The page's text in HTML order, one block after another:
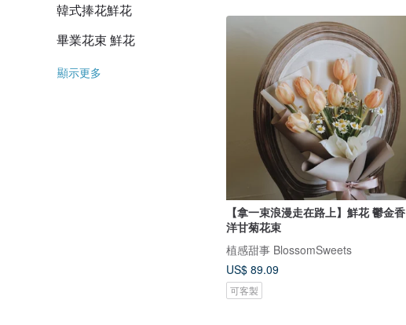
韓式捧花鮮花
畢業花束 鮮花
顯示更多
【拿一束浪漫走在路上】鮮花 鬱金香
洋甘菊花束
植感甜事 BlossomSweets
US$ 89.09
可客製